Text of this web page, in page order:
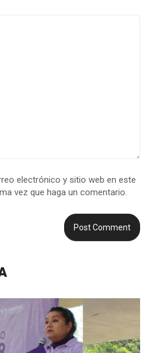
electrónico y sitio web en este
vez que haga un comentario.